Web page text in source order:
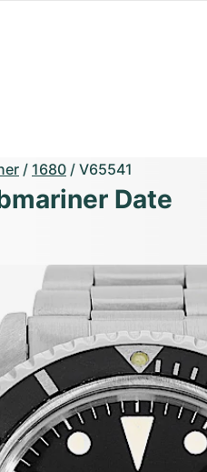
/ 1680 / V65541
Date